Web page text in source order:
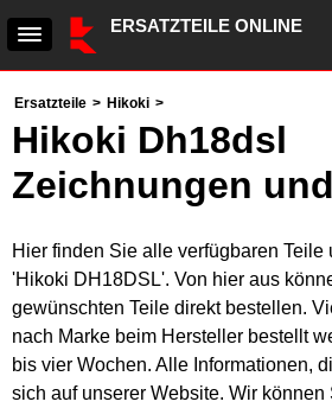
ERSATZTEILE ONLINE
Ersatzteile > Hikoki >
Hikoki Dh18dsl
Zeichnungen
Hier finden Sie alle verfügbaren
'Hikoki DH18DSL'. Von hier aus
gewünschten Teile direkt bestellen.
nach Marke beim Hersteller bestellt
bis vier Wochen. Alle Informationen,
sich auf unserer Website. Wir